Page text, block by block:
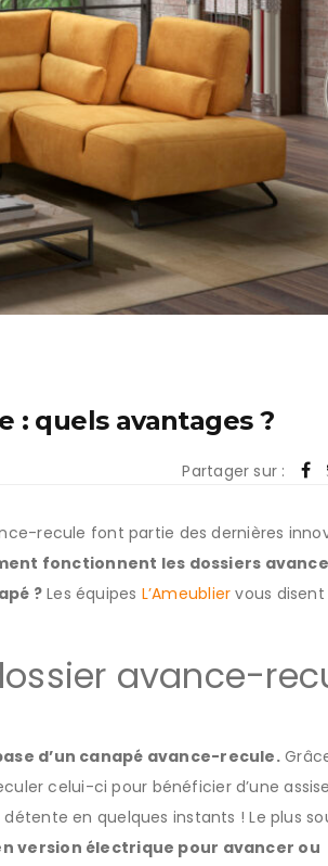
: quels avantages ?
Partager sur :
recule font partie des dernières
fonctionnent les dossiers
?Les équipes L’Ameublier vous
avance-
d’un canapé avance-recule.
celui-ci pour bénéficier d’une
en quelques instants ! Le plus
version électrique pour avancer ou